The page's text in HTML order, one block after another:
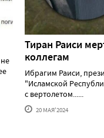
Тиран Раиси
коллегам
Ибрагим Раиси,
"Исламской
с вертолетом......
20 МАЯ'2024